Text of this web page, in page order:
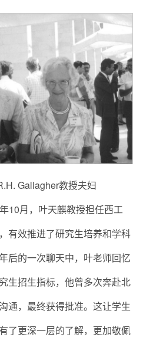
Gallagher教授夫妇
10月，叶天麒教授担任西工
有效推进了研究生培养和学科
后的一次聊天中，叶老师回忆
生招生指标，他曾多次奔赴北
通，最终获得批准。这让学生
了更深一层的了解，更加敬佩